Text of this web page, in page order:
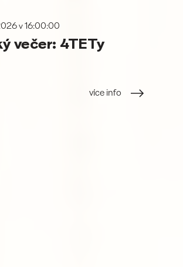
v 16:00:00
večer: 4TETy
více info